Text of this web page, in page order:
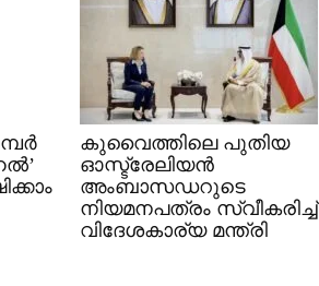
കുവൈത്തിലെ പുതിയ
ഓസ്ട്രേലിയൻ
അംബാസഡറുടെ
നിയമനപത്രം സ്വീകരിച്ച്
വിദേശകാര്യ മന്ത്രി